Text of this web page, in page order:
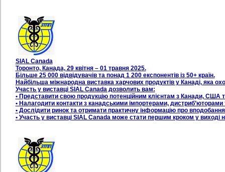
SIAL Canada
Торонто, Канада, 29 квітня – 01 травня 2025.
Більше 25 000 відвідувачів та понад 1 200 експонентів із 50+ країн.
Найбільша міжнародна виставка харчових продуктів у Канаді, яка
Участь у виставці SIAL Canada дозволить вам:
• Представити свою продукцію потенційним клієнтам з Канади, США
• Налагодити контакти з канадськими імпортерами,
• Дослідити ринок та отримати практичну інформацію про
• Участь у виставці SIAL Canada може стати першим кроком у виході